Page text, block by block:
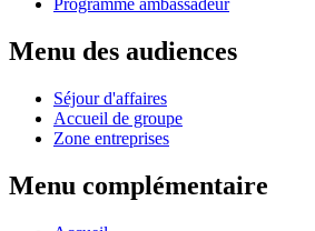
Programme ambassadeur
Menu des audiences
Séjour d'affaires
Accueil de groupe
Zone entreprises
Menu complémentaire